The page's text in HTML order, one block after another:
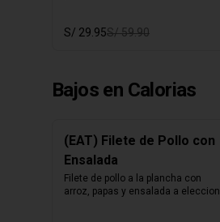
S/ 29.95S/ 59.90
Bajos en Calorias
(EAT) Filete de Pollo con
Ensalada
Filete de pollo a la plancha con
arroz, papas y ensalada a eleccion.